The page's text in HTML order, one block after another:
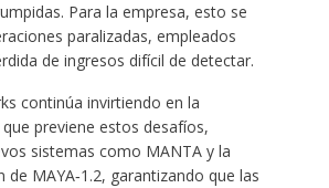
Para la empresa, esto se
paralizadas, empleados
de ingresos difícil de detectar.
continúa invirtiendo en la
previene estos desafíos,
sistemas como MANTA y la
de MAYA‑1.2, garantizando que las